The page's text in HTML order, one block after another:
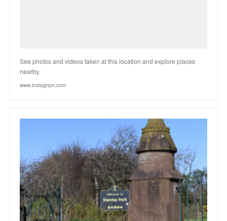
See photos and videos taken at this location and explore places
nearby.
www.instagram.com